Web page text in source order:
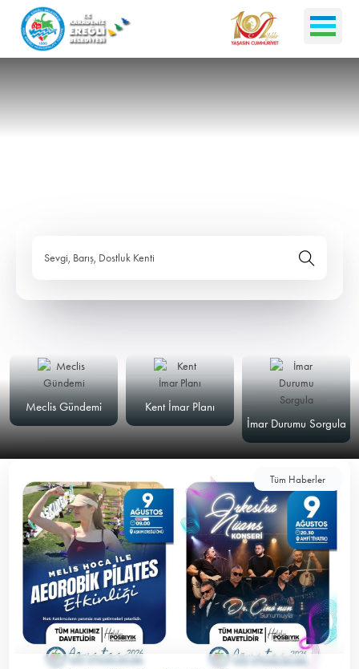
Sevgi, Barış, Dostluk Kenti
Meclis Gündemi
Kent İmar Planı
İmar Durumu Sorgula
Tüm Haberler